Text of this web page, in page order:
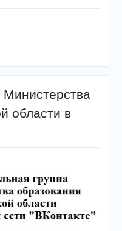
области в